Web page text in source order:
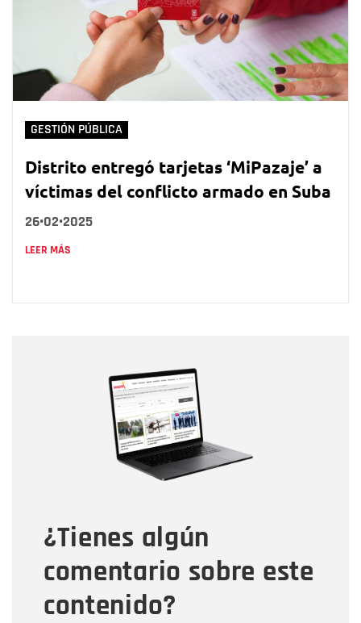
GESTIÓN PÚBLICA
Distrito entregó tarjetas ‘MiPazaje’ a
víctimas del conflicto armado en Suba
26•02•2025
LEER MÁS
¿Tienes algún
comentario sobre este
contenido?
Correo electrónico
Tipo de comentario
Mensaje